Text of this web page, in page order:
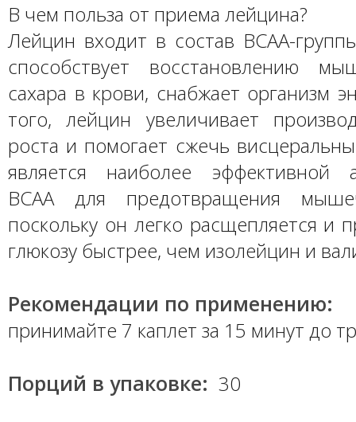
В чем польза от приема лейцина?
Лейцин входит в состав BCAA-
способствует восстановлению
сахара в крови, снабжает организм
того, лейцин увеличивает
роста и помогает сжечь
является наиболее эффективной
BCAA для предотвращения
поскольку он легко расщепляется и
глюкозу быстрее, чем изолейцин и
Рекомендации по применению:
принимайте 7 каплет за 15 минут до
Порций в упаковке: 30